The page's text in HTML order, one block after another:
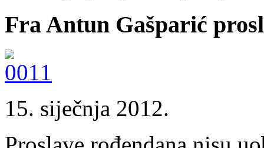
Fra Antun Gašparić
15. siječnja 2012.